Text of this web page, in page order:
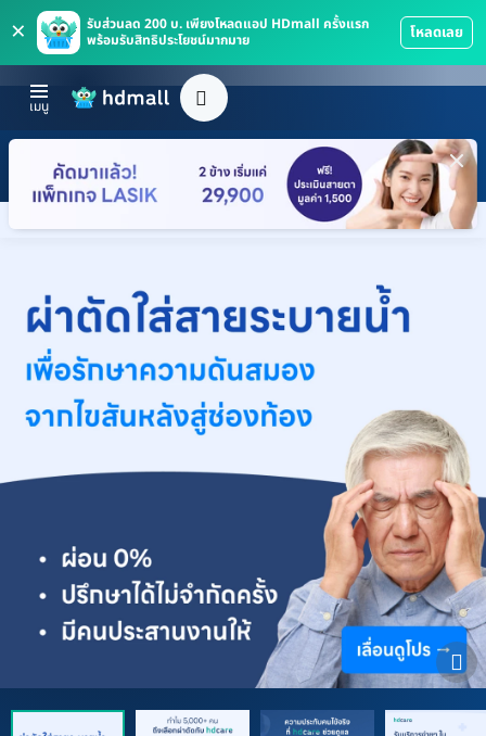
×
รับส่วนลด 200 บ. เพียงโหลดแอป HDmall ครั้งแรก
พร้อมรับสิทธิประโยชน์มากมาย
โหลดเลย